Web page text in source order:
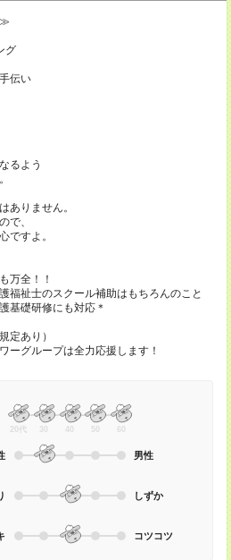
≫
グ
伝い
るよう
ありません。
で、
ですよ。
万全！！
福祉士のスクール補助はもちろんのこと
基礎研修にも対応＊
定あり）
ーグループは全力応援します！
20代 30 40 50 60
男性
しずか
コツコツ